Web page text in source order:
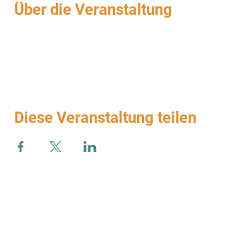
Über die Veranstaltung
Diese Veranstaltung teilen